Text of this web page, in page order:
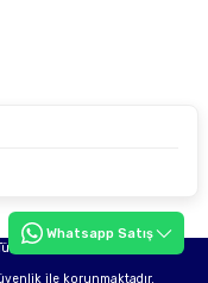
hakları saklıdır.
ile korunmaktadır.
Whatsapp Satış